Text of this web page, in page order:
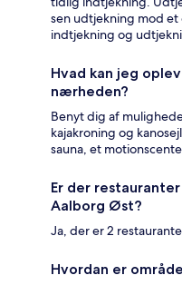
sen udtjekning mod
indtjekning og
Hvad kan jeg
nærheden?
Benyt dig af
kajakroning og
sauna, et
Er der
Aalborg Øst?
Ja, der er 2
Hvordan er